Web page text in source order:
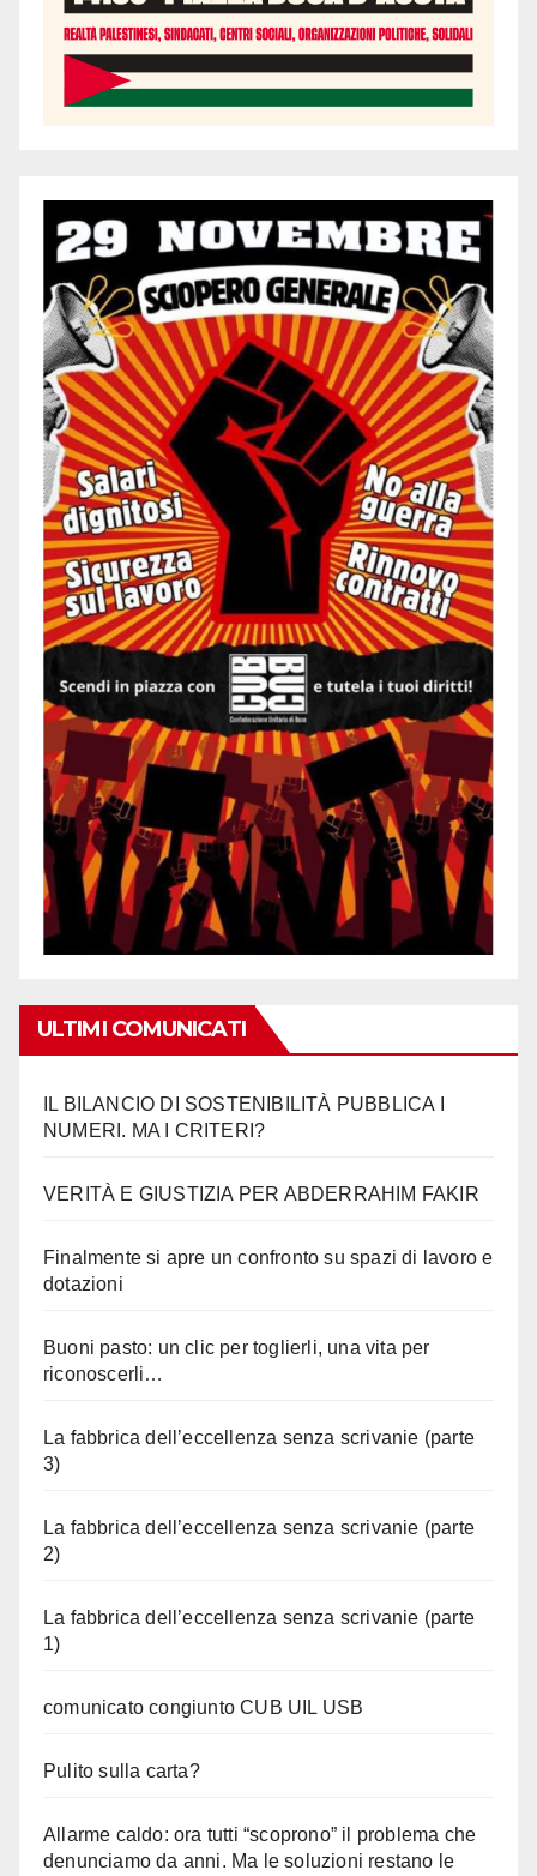
ULTIMI COMUNICATI
IL BILANCIO DI SOSTENIBILITÀ PUBBLICA I
NUMERI. MA I CRITERI?
VERITÀ E GIUSTIZIA PER ABDERRAHIM FAKIR
Finalmente si apre un confronto su spazi di lavoro e
dotazioni
Buoni pasto: un clic per toglierli, una vita per
riconoscerli…
La fabbrica dell’eccellenza senza scrivanie (parte
3)
La fabbrica dell’eccellenza senza scrivanie (parte
2)
La fabbrica dell’eccellenza senza scrivanie (parte
1)
comunicato congiunto CUB UIL USB
Pulito sulla carta?
Allarme caldo: ora tutti “scoprono” il problema che
denunciamo da anni. Ma le soluzioni restano le